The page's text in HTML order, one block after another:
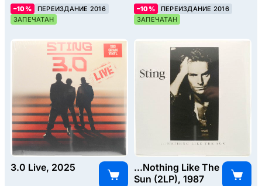
–10%
ПЕРЕИЗДАНИЕ 2016
ЗАПЕЧАТАН
–10%
ПЕРЕИЗДАНИЕ 2016
ЗАПЕЧАТАН
3.0 Live, 2025
...Nothing Like The
Sun (2LP), 1987